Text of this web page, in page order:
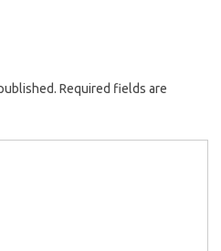
Required fields are